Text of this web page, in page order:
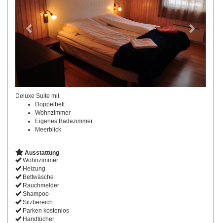
Deluxe Suite mit
Doppelbett
Wohnzimmer
Eigenes Badezimmer
Meerblick
Ausstattung
Wohnzimmer
Heizung
Bettwäsche
Rauchmelder
Shampoo
Sitzbereich
Parken kostenlos
Handtücher